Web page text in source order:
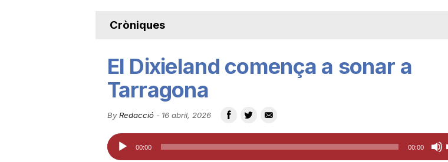
u
t
a
Cròniques
El Dixieland comença a sonar a
Tarragona
By Redacció- 16 abril, 2026
Reproductor
d'àudio
00:00 00:00